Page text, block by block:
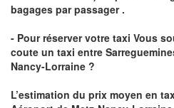
bagages par passager .
- Pour réserver votre taxi Vous
coute un taxi entre
Nancy-Lorraine ?
L’estimation du prix moyen en